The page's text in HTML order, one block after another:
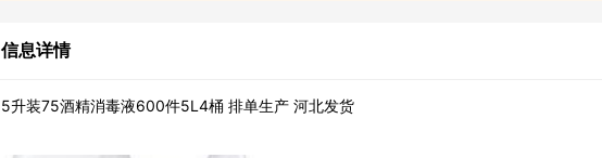
信息详情
5升装75酒精消毒液600件5L4桶 排单生产 河北发货